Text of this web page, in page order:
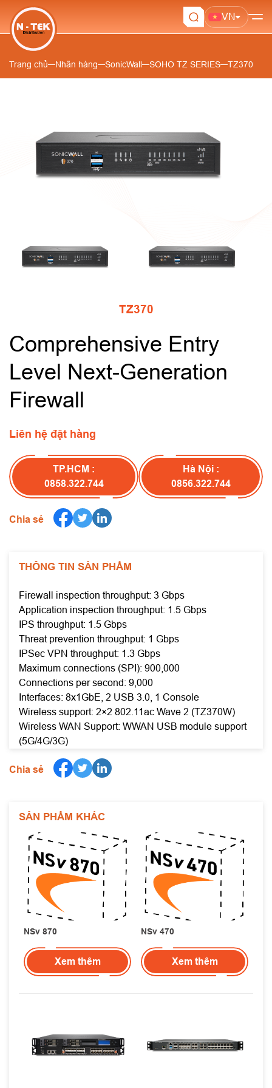
VN
Trang chủ Nhãn hàng SonicWall SOHO TZ SERIES TZ370
TZ370
Comprehensive Entry
Level Next-Generation
Firewall
Liên hệ đặt hàng
TP.HCM :
0858.322.744
Hà Nội :
0856.322.744
Chia sẻ
THÔNG TIN SẢN PHẨM
Firewall inspection throughput: 3 Gbps
Application inspection throughput: 1.5 Gbps
IPS throughput: 1.5 Gbps
Threat prevention throughput: 1 Gbps
IPSec VPN throughput: 1.3 Gbps
Maximum connections (SPI): 900,000
Connections per second: 9,000
Interfaces: 8x1GbE, 2 USB 3.0, 1 Console
Wireless support: 2×2 802.11ac Wave 2 (TZ370W)
Wireless WAN Support: WWAN USB module support
(5G/4G/3G)
Chia sẻ
SẢN PHẨM KHÁC
NSv 870
Xem thêm
NSv 470
Xem thêm